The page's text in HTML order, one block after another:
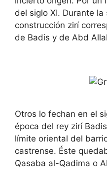
del siglo XI. Durante
construcción zirí
de Badis y de Abd
Otros lo fechan en el
época del rey zirí
límite oriental del
castrense. Éste
Qasaba al-Qadima o